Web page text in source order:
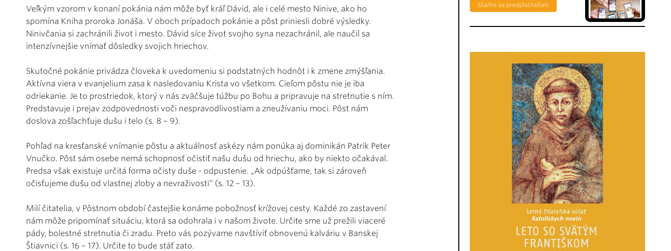
Veľkým vzorom v konaní pokánia nám môže byť kráľ Dávid, ale i celé mesto Ninive, ako ho
spomína Kniha proroka Jonáša. V oboch prípadoch pokánie a pôst priniesli dobré výsledky.
Ninivčania si zachránili život i mesto. Dávid síce život svojho syna nezachránil, ale naučil sa
intenzívnejšie vnímať dôsledky svojich hriechov.
Skutočné pokánie privádza človeka k uvedomeniu si podstatných hodnôt i k zmene zmýšľania.
Aktívna viera v evanjelium zasa k nasledovaniu Krista vo všetkom. Cieľom pôstu nie je iba
odriekanie. Je to prostriedok, ktorý v nás zväčšuje túžbu po Bohu a pripravuje na stretnutie s ním.
Predstavuje i prejav zodpovednosti voči nespravodlivostiam a zneužívaniu moci. Pôst nám
doslova zošľachťuje dušu i telo (s. 8 – 9).
Pohľad na kresťanské vnímanie pôstu a aktuálnosť askézy nám ponúka aj dominikán Patrik Peter
Vnučko. Pôst sám osebe nemá schopnosť očistiť našu dušu od hriechu, ako by niekto očakával.
Predsa však existuje určitá forma očisty duše - odpustenie. „Ak odpúšťame, tak si zároveň
očisťujeme dušu od vlastnej zloby a nevraživosti“ (s. 12 – 13).
Milí čitatelia, v Pôstnom období častejšie konáme pobožnosť krížovej cesty. Každé zo zastavení
nám môže pripomínať situáciu, ktorá sa odohrala i v našom živote. Určite sme už prežili viaceré
pády, bolestné stretnutia či zradu. Preto vás pozývame navštíviť obnovenú kalváriu v Banskej
Štiavnici (s. 16 – 17). Určite to bude stáť zato.
Staňte sa predplatiteľom